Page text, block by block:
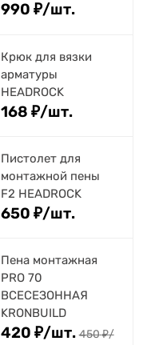
990 ₽/шт.
Крюк для вязки
арматуры
HEADROCK
168 ₽/шт.
Пистолет для
монтажной пены
F2 HEADROCK
650 ₽/шт.
Пена монтажная
PRO 70
ВСЕСЕЗОННАЯ
KRONBUILD
420 ₽/шт. 450₽/